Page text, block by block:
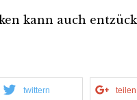
kann auch
twittern teilen